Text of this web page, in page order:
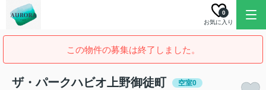
お気に入り
0
この物件の募集は終了しました。
ザ・パークハビオ上野御徒町 空室0